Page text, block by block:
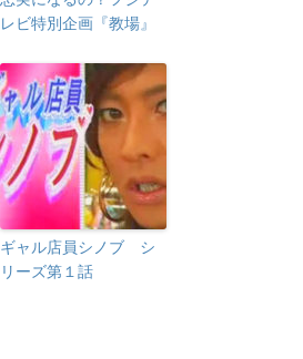
レビ特別企画『教場』
ギャル店員シノブ シ
リーズ第１話